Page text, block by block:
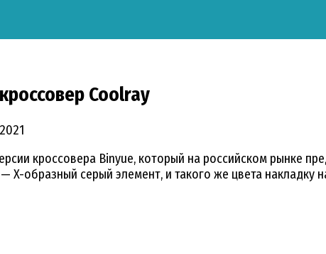
Coolray
кроссовера Binyue, который на российском рынке
X-образный серый элемент, и такого же цвета